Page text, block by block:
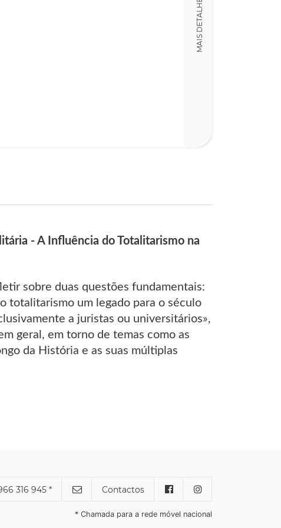
MAIS DETALHES
- A Influência do Totalitarismo na
sobre duas questões fundamentais:
totalitarismo um legado para o século
a juristas ou universitários»,
geral, em torno de temas como as
da História e as suas múltiplas
316 945 * Contactos
* Chamada para a rede móvel nacional